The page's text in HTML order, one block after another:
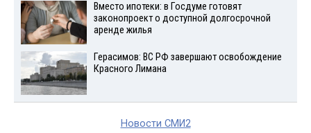
Вместо ипотеки: в Госдуме готовят
законопроект о доступной долгосрочной
аренде жилья
Герасимов: ВС РФ завершают освобождение
Красного Лимана
Новости СМИ2